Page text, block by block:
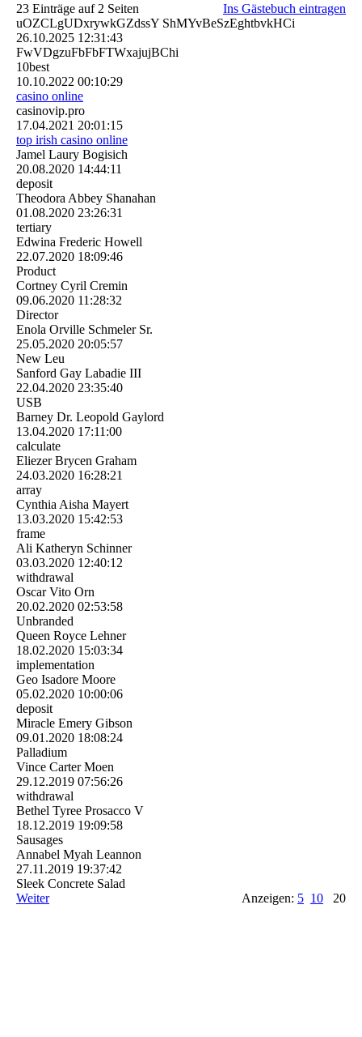
23 Einträge auf 2 Seiten
Ins Gästebuch eintragen
uOZCLgUDxrywkGZdssY ShMYvBeSzEghtbvkHCi
26.10.2025 12:31:43
FwVDgzuFbFbFTWxajujBChi
10best
10.10.2022 00:10:29
casino online
casinovip.pro
17.04.2021 20:01:15
top irish casino online
Jamel Laury Bogisich
20.08.2020 14:44:11
deposit
Theodora Abbey Shanahan
01.08.2020 23:26:31
tertiary
Edwina Frederic Howell
22.07.2020 18:09:46
Product
Cortney Cyril Cremin
09.06.2020 11:28:32
Director
Enola Orville Schmeler Sr.
25.05.2020 20:05:57
New Leu
Sanford Gay Labadie III
22.04.2020 23:35:40
USB
Barney Dr. Leopold Gaylord
13.04.2020 17:11:00
calculate
Eliezer Brycen Graham
24.03.2020 16:28:21
array
Cynthia Aisha Mayert
13.03.2020 15:42:53
frame
Ali Katheryn Schinner
03.03.2020 12:40:12
withdrawal
Oscar Vito Orn
20.02.2020 02:53:58
Unbranded
Queen Royce Lehner
18.02.2020 15:03:34
implementation
Geo Isadore Moore
05.02.2020 10:00:06
deposit
Miracle Emery Gibson
09.01.2020 18:08:24
Palladium
Vince Carter Moen
29.12.2019 07:56:26
withdrawal
Bethel Tyree Prosacco V
18.12.2019 19:09:58
Sausages
Annabel Myah Leannon
27.11.2019 19:37:42
Sleek Concrete Salad
Weiter
Anzeigen: 5 10 20